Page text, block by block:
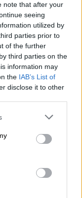
note that after your
seeing
utilized by
parties prior to
of the further
third parties on the
information may
the IAB’s List of
disclose it to other
or more Google
You may click to
party tags to
in below Google
- μισό
άλειμμα
για το